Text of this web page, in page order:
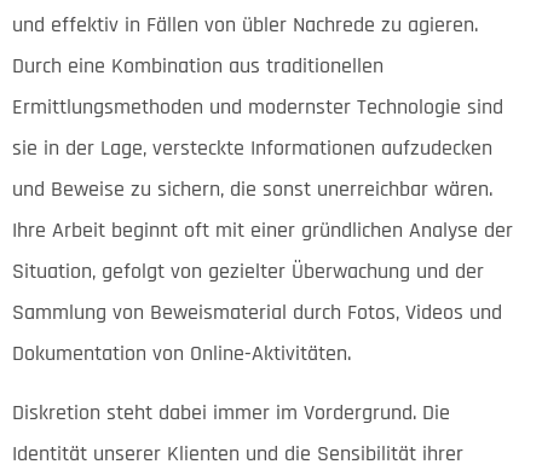
und effektiv in Fällen von übler Nachrede zu agieren.
Durch eine Kombination aus traditionellen
Ermittlungsmethoden und modernster Technologie sind
sie in der Lage, versteckte Informationen aufzudecken
und Beweise zu sichern, die sonst unerreichbar wären.
Ihre Arbeit beginnt oft mit einer gründlichen Analyse der
Situation, gefolgt von gezielter Überwachung und der
Sammlung von Beweismaterial durch Fotos, Videos und
Dokumentation von Online-Aktivitäten.
Diskretion steht dabei immer im Vordergrund. Die
Identität unserer Klienten und die Sensibilität ihrer